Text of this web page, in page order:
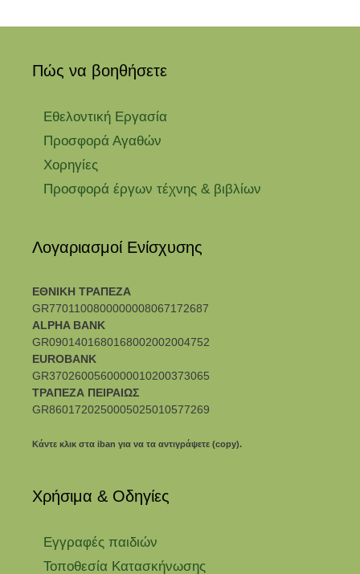
Πώς να βοηθήσετε
Εθελοντική Εργασία
Προσφορά Αγαθών
Χορηγίες
Προσφορά έργων τέχνης & βιβλίων
Λογαριασμοί Ενίσχυσης
ΕΘΝΙΚΗ ΤΡΑΠΕΖΑ
GR7701100800000008067172687
ALPHA BANK
GR0901401680168002002004752
EUROBANK
GR3702600560000010200373065
ΤΡΑΠΕΖΑ ΠΕΙΡΑΙΩΣ
GR8601720250005025010577269
Κάντε κλικ στα iban για να τα αντιγράψετε (copy).
Χρήσιμα & Οδηγίες
Eγγραφές παιδιών
Τοποθεσία Κατασκήνωσης